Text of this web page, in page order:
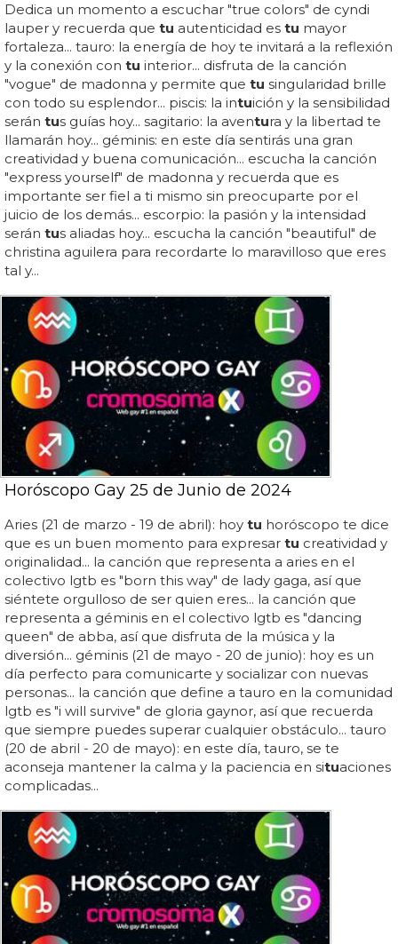
Dedica un momento a escuchar "true colors" de cyndi
lauper y recuerda que tu autenticidad es tu mayor
fortaleza... tauro: la energía de hoy te invitará a la reflexión
y la conexión con tu interior... disfruta de la canción
"vogue" de madonna y permite que tu singularidad brille
con todo su esplendor... piscis: la intuición y la sensibilidad
serán tus guías hoy... sagitario: la aventura y la libertad te
llamarán hoy... géminis: en este día sentirás una gran
creatividad y buena comunicación... escucha la canción
"express yourself" de madonna y recuerda que es
importante ser fiel a ti mismo sin preocuparte por el
juicio de los demás... escorpio: la pasión y la intensidad
serán tus aliadas hoy... escucha la canción "beautiful" de
christina aguilera para recordarte lo maravilloso que eres
tal y...
Horóscopo Gay 25 de Junio de 2024
Aries (21 de marzo - 19 de abril): hoy tu horóscopo te dice
que es un buen momento para expresar tu creatividad y
originalidad... la canción que representa a aries en el
colectivo lgtb es "born this way" de lady gaga, así que
siéntete orgulloso de ser quien eres... la canción que
representa a géminis en el colectivo lgtb es "dancing
queen" de abba, así que disfruta de la música y la
diversión... géminis (21 de mayo - 20 de junio): hoy es un
día perfecto para comunicarte y socializar con nuevas
personas... la canción que define a tauro en la comunidad
lgtb es "i will survive" de gloria gaynor, así que recuerda
que siempre puedes superar cualquier obstáculo... tauro
(20 de abril - 20 de mayo): en este día, tauro, se te
aconseja mantener la calma y la paciencia en situaciones
complicadas...